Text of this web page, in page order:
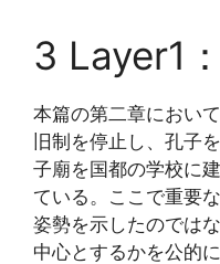
3 Layer1
本篇の第二章におい
旧制を停止し、孔子
子廟を国都の学校に
ている。ここで重要
姿勢を示したのでは
中心とするかを公的